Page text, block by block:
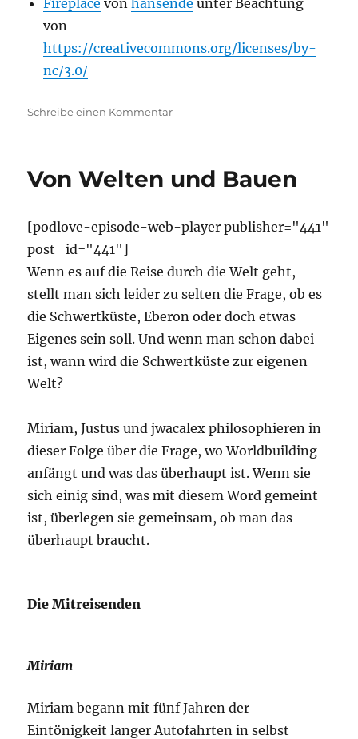
Fireplace vonhansende unter Beachtung
von
https://creativecommons.org/licenses/by-
nc/3.0/
Schreibe einen Kommentarzu
eine
Wie
anfangen?
Von Welten und Bauen
[podlove-episode-web-player publisher="441"
post_id="441"]
Wenn es auf die Reise durch die Welt geht,
stellt man sich leider zu selten die Frage, ob es
die Schwertküste, Eberon oder doch etwas
Eigenes sein soll. Und wenn man schon dabei
ist, wann wird die Schwertküste zur eigenen
Welt?
Miriam, Justus und jwacalex philosophieren in
dieser Folge über die Frage, wo Worldbuilding
anfängt und was das überhaupt ist. Wenn sie
sich einig sind, was mit diesem Word gemeint
ist, überlegen sie gemeinsam, ob man das
überhaupt braucht.
Die Mitreisenden
Miriam
Miriam begann mit fünf Jahren der
Eintönigkeit langer Autofahrten in selbst